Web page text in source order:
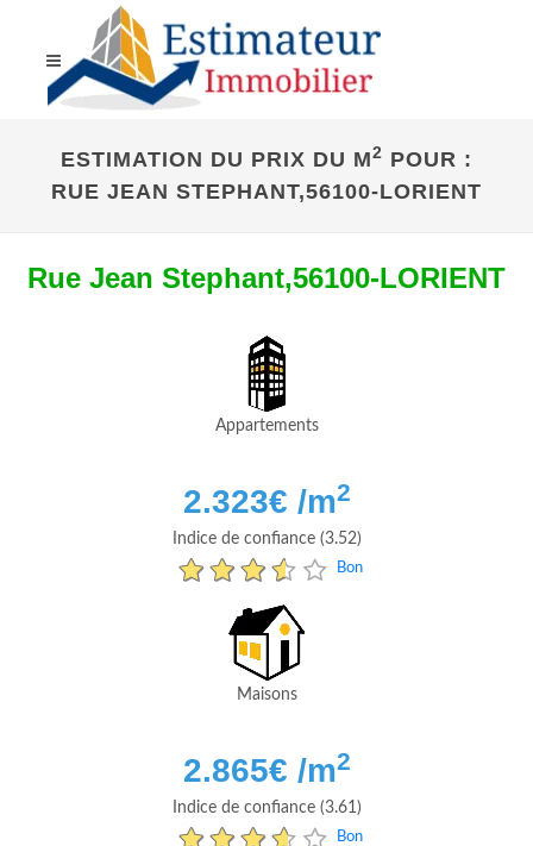
ESTIMATION DU PRIX DU M2 POUR :
RUE JEAN STEPHANT,56100-LORIENT
Rue Jean Stephant,56100-LORIENT
Appartements
2.323€ /m2
Indice de confiance (3.52)
Bon
Maisons
2.865€ /m2
Indice de confiance (3.61)
Bon